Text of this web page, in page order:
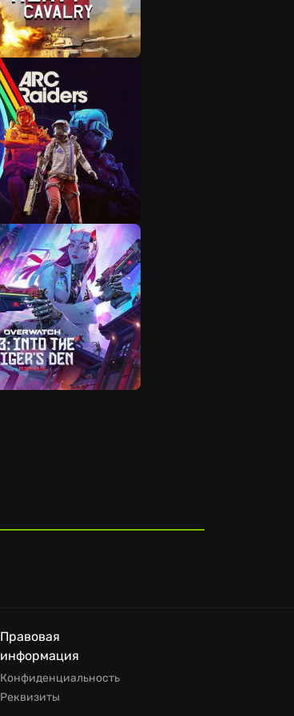
Правовая
информация
Конфиденциальность
Реквизиты